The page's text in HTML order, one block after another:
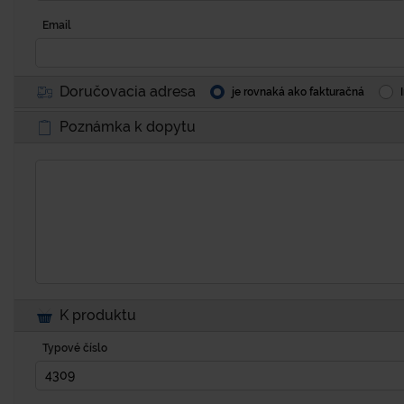
Email
Doručovacia adresa je rovnaká ako fakturačná
Poznámka k dopytu
K produktu
Typové číslo